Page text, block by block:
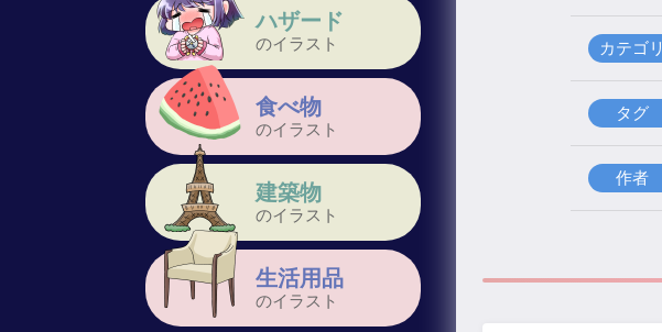
ハザード
のイラスト
食べ物
のイラスト
建築物
のイラスト
生活用品
のイラスト
カテゴリ
タグ
作者